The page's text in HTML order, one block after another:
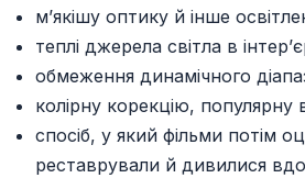
м’якішу оптику й інше
теплі джерела світла в
обмеження динамічного
колірну корекцію, популярну
спосіб, у який фільми потім
реставрували й дивилися